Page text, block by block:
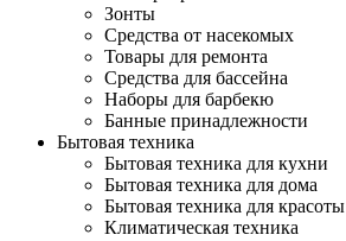
Зонты
Средства от насекомых
Товары для ремонта
Средства для бассейна
Наборы для барбекю
Банные принадлежности
Бытовая техника
Бытовая техника для кухни
Бытовая техника для дома
Бытовая техника для красоты
Климатическая техника